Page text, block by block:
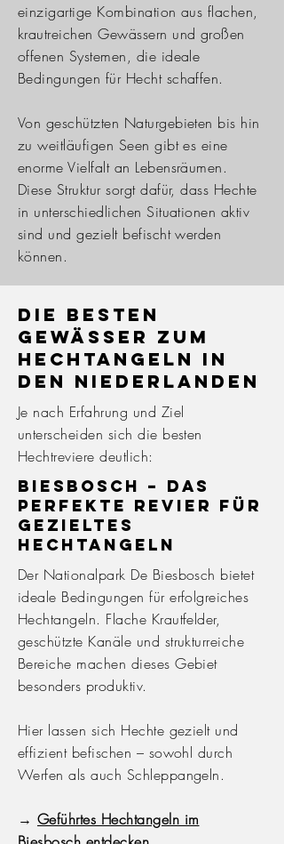
einzigartige Kombination aus flachen,
krautreichen Gewässern und großen
offenen Systemen, die ideale
Bedingungen für Hecht schaffen.
Von geschützten Naturgebieten bis hin
zu weitläufigen Seen gibt es eine
enorme Vielfalt an Lebensräumen.
Diese Struktur sorgt dafür, dass Hechte
in unterschiedlichen Situationen aktiv
sind und gezielt befischt werden
können.
Die besten
Gewässer zum
Hechtangeln in
den Niederlanden
Je nach Erfahrung und Ziel
unterscheiden sich die besten
Hechtreviere deutlich:
Biesbosch – das
perfekte Revier für
gezieltes
Hechtangeln
Der Nationalpark De Biesbosch bietet
ideale Bedingungen für erfolgreiches
Hechtangeln. Flache Krautfelder,
geschützte Kanäle und strukturreiche
Bereiche machen dieses Gebiet
besonders produktiv.
Hier lassen sich Hechte gezielt und
effizient befischen – sowohl durch
Werfen als auch Schleppangeln.
→ Geführtes Hechtangeln im